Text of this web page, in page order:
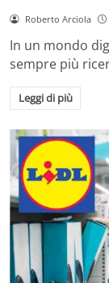
Roberto Arciola
In un mondo
sempre più
Leggi di più